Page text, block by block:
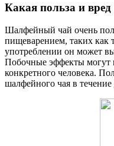
Какая польза и
Шалфейный чай очень
пищеварением, таких как
употреблении он может
Побочные эффекты могут
конкретного человека.
шалфейного чая в